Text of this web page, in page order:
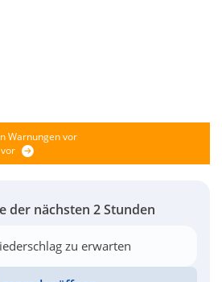
Warnungen vor
der nächsten 2 Stunden
zu erwarten